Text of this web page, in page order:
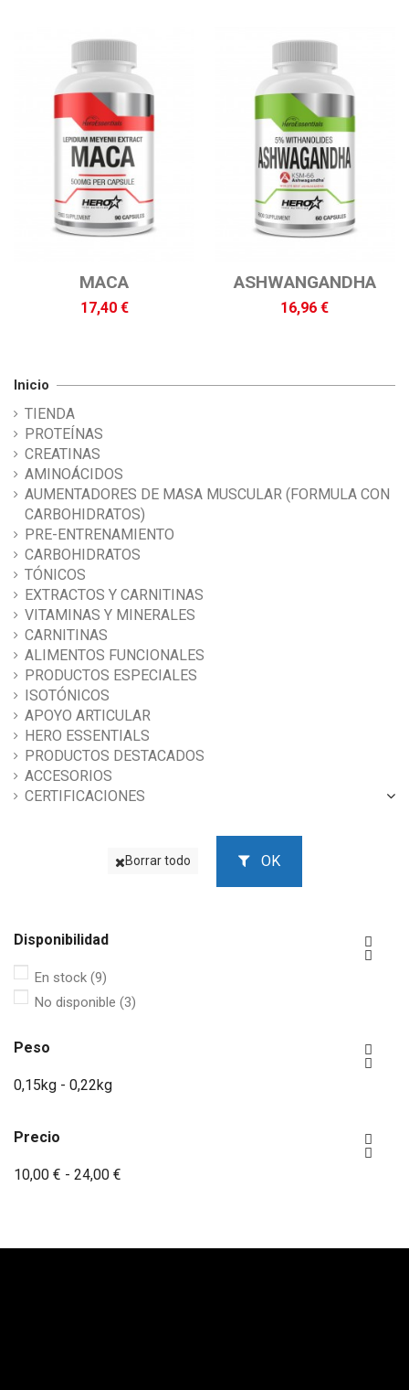
MACA
17,40 €
ASHWANGANDHA
16,96 €
Inicio
TIENDA
PROTEÍNAS
CREATINAS
AMINOÁCIDOS
AUMENTADORES DE MASA MUSCULAR (FORMULA CON
CARBOHIDRATOS)
PRE-ENTRENAMIENTO
CARBOHIDRATOS
TÓNICOS
EXTRACTOS Y CARNITINAS
VITAMINAS Y MINERALES
CARNITINAS
ALIMENTOS FUNCIONALES
PRODUCTOS ESPECIALES
ISOTÓNICOS
APOYO ARTICULAR
HERO ESSENTIALS
PRODUCTOS DESTACADOS
ACCESORIOS
CERTIFICACIONES
Borrar todo OK
Disponibilidad


En stock (9)
No disponible (3)
Peso


0,15kg - 0,22kg
Precio


10,00 € - 24,00 €